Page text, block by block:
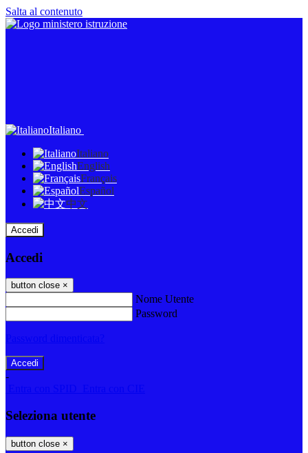
Salta al contenuto
Italiano
Italiano
English
Français
Español
中文
Accedi
Accedi
button close ×
Nome Utente
Password
-
Seleziona utente
button close ×